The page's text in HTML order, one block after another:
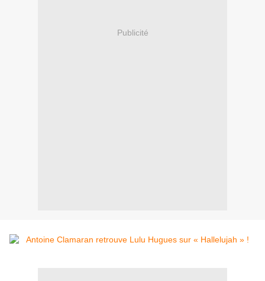
Publicité